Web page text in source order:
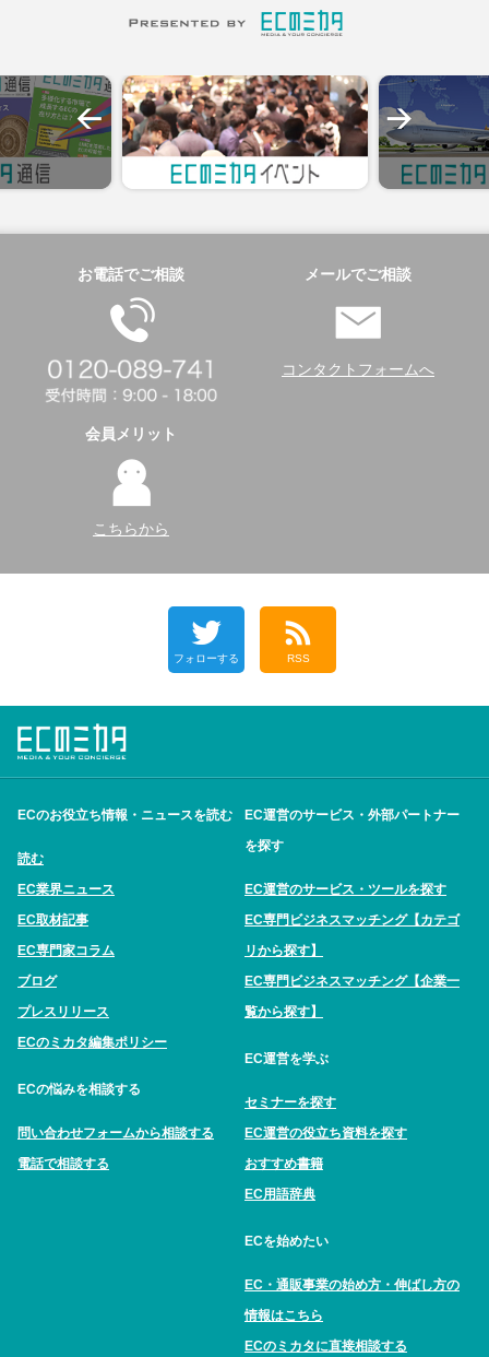
お電話でご相談 メールでご相談
コンタクトフォームへ
会員メリット
こちらから
フォローする RSS
ECのお役立ち情報・ニュースを読む
読む
EC業界ニュース
EC取材記事
EC専門家コラム
ブログ
プレスリリース
ECのミカタ編集ポリシー
ECの悩みを相談する
問い合わせフォームから相談する
電話で相談する
EC運営のサービス・外部パートナー
を探す
EC運営のサービス・ツールを探す
EC専門ビジネスマッチング【カテゴ
リから探す】
EC専門ビジネスマッチング【企業一
覧から探す】
EC運営を学ぶ
セミナーを探す
EC運営の役立ち資料を探す
おすすめ書籍
EC用語辞典
ECを始めたい
EC・通販事業の始め方・伸ばし方の
情報はこちら
ECのミカタに直接相談する